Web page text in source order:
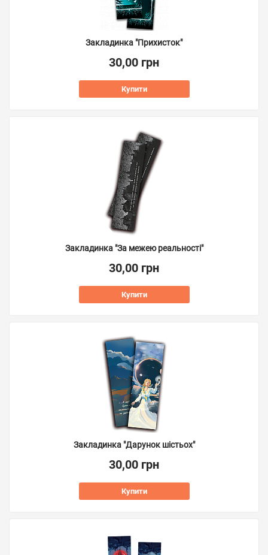
Закладинка "Прихисток"
30,00 грн
Купити
Закладинка "За межею реальності"
30,00 грн
Купити
Закладинка "Дарунок шістьох"
30,00 грн
Купити